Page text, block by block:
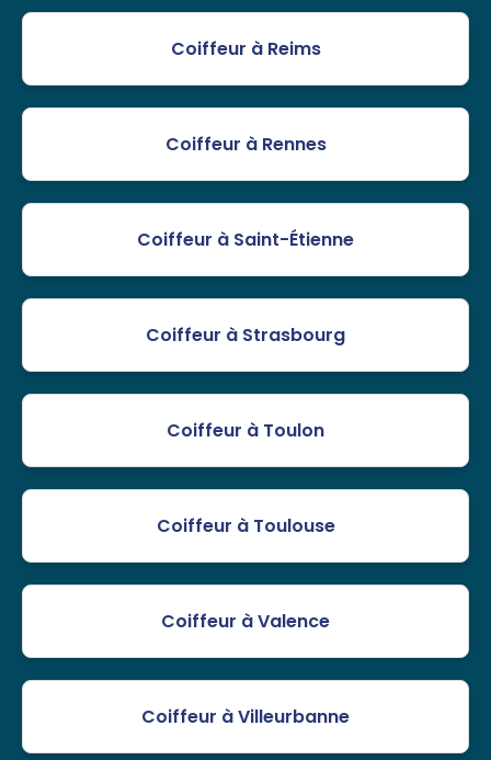
Coiffeur à Reims
Coiffeur à Rennes
Coiffeur à Saint-Étienne
Coiffeur à Strasbourg
Coiffeur à Toulon
Coiffeur à Toulouse
Coiffeur à Valence
Coiffeur à Villeurbanne